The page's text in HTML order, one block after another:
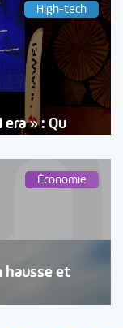
High-tech
» : Qu
Économie
hausse et